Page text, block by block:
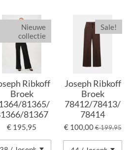
Nieuwe
collectie
Ribkoff
Broek
81365/
81367
€ 195,95
Sale!
Joseph Ribkoff
Broek
78412/78413/
78414
€ 100,00€ 199,95